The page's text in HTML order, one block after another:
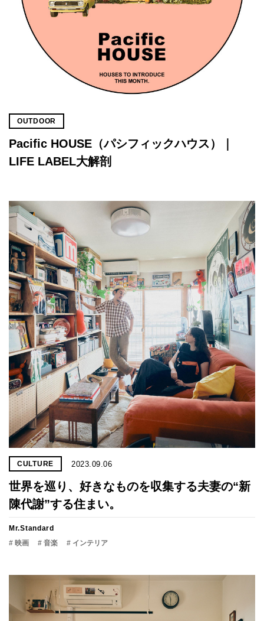
OUTDOOR
Pacific HOUSE（パシフィックハウス）｜
LIFE LABEL大解剖
CULTURE 2023.09.06
世界を巡り、好きなものを収集する夫妻の“新
陳代謝”する住まい。
Mr.Standard
# 映画
# 音楽 # インテリア